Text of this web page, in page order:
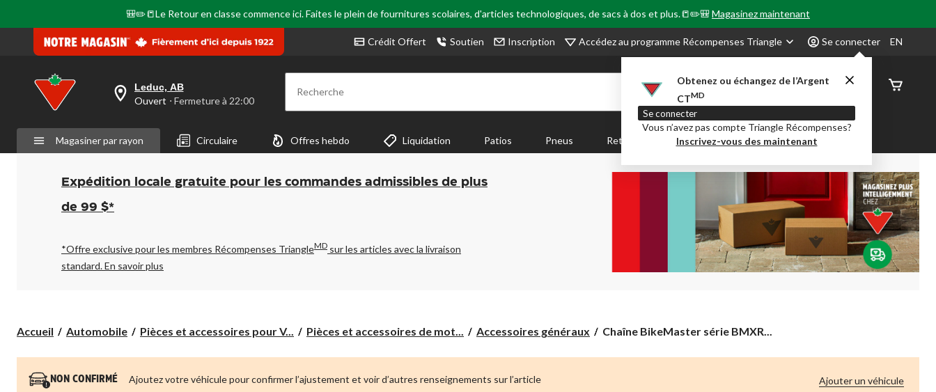
🎒✏️📒Le Retour en classe commence ici. Faites le plein de fournitures scolaires, d'articles technologiques, de sacs à dos et plus.📒✏️🎒Magasinez maintenant
Crédit Offert Soutien Inscription Accédez au programme Récompenses Triangle Se connecter
Obtenez ou échangez de l’Argent
CTMD
Se connecter
Vous n’avez pas compte Triangle Récompenses?
Inscrivez-vous des maintenant
EN
votre
est
Leduc,
AB,
Ouvert,
Fermeture
à
pour
changer
Leduc, AB
Ouvert ⋅ Fermeture à 22:00 Recherche
État de
Magasiner par rayon Circulaire Offres hebdo Liquidation Patios Pneus Retour en Classe Party City Centre-auto
Expédition locale gratuite pour les commandes admissibles de plus
de 99 $*
*Offre exclusive pour les membres Récompenses TriangleMD sur les articles avec la livraison
standard.En savoir plus
Accueil Automobile Pièces et accessoires pour V... Pièces et accessoires de mot... Accessoires généraux
Chaîne
série
Chaîne BikeMaster série BMXR...
NON CONFIRMÉ Ajoutez votre véhicule pour confirmer l’ajustement et voir d’autres renseignements sur l’article Ajouter un véhicule